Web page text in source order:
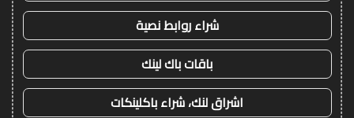
شراء روابط نصية
باقات باك لينك
اشراق لنك، شراء باكلينكات